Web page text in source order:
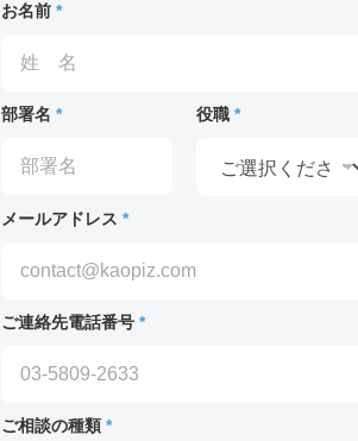
お名前 *
部署名 * 役職 *
メールアドレス *
ご連絡先電話番号 *
ご相談の種類 *